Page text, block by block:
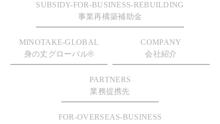
SUBSIDY-FOR-BUSINESS-REBUILDING
事業再構築補助金
MINOTAKE-GLOBAL
身の丈グローバル®
COMPANY
会社紹介
PARTNERS
業務提携先
FOR-OVERSEAS-BUSINESS